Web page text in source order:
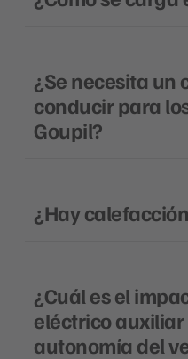
¿Se necesita un
conducir para
Goupil?
¿Hay
¿Cuál es el
eléctrico auxiliar
autonomía del